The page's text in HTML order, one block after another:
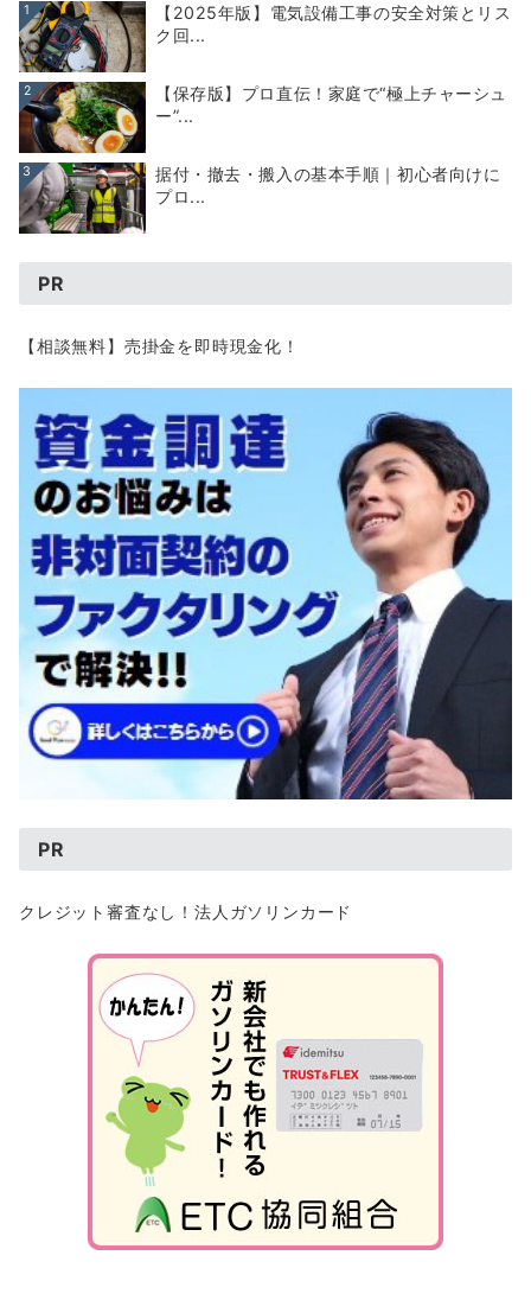
1
【2025年版】電気設備工事の安全対策とリス
ク回...
2
【保存版】プロ直伝！家庭で“極上チャーシュ
ー”...
3
据付・撤去・搬入の基本手順｜初心者向けに
プロ...
PR
【相談無料】売掛金を即時現金化！
PR
クレジット審査なし！法人ガソリンカード